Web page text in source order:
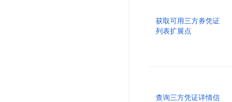
获取可用三方券凭证
列表扩展点
查询三方凭证详情信